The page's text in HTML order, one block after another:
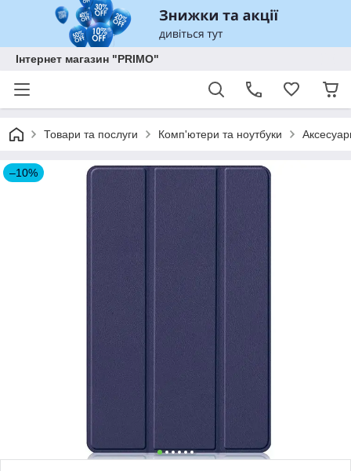
Інтернет магазин "PRIMO"
Товари та послуги Комп'ютери та ноутбуки
–10%